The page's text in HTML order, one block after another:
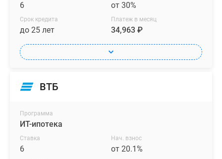
6 от 30%
Срок кредита
до 25 лет
Платеж в месяц
34,963 ₽
ВТБ
Программа
ИТ-ипотека
Ставка
6
Нач. взнос
от 20.1%